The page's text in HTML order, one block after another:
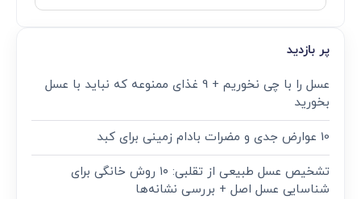
پر بازدید
عسل را با چی نخوریم + 9 غذای ممنوعه که نباید با عسل
بخورید
10 عوارض جدی و مضرات بادام زمینی برای کبد
تشخیص عسل طبیعی از تقلبی: ۱۰ روش خانگی برای
شناسایی عسل اصل + بررسی نشانه‌ها